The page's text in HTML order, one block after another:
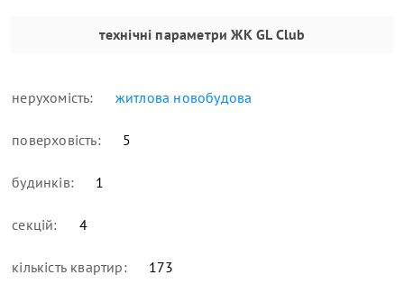
технічні параметри ЖК GL Club
нерухомість: житлова новобудова
поверховість: 5
будинків: 1
секцій: 4
кількість квартир: 173